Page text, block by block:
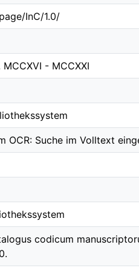
InC/1.0/
- MCCXXI
OCR: Suche im Volltext
codicum